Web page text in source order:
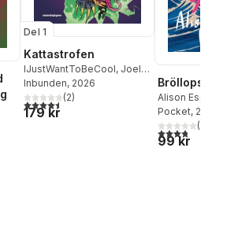
röster:
Del 1
Kattastrofen
IJustWantToBeCool, Joel
Adolphson,Emil Ejdemo
Beer,Victor Beer
Inbunden, 2026
4,5utav 5 stjärnor. Totalt antal röster:
(2)
179 kr
Alison Espach
Pocket, 2026
3,8utav 5(
99 kr